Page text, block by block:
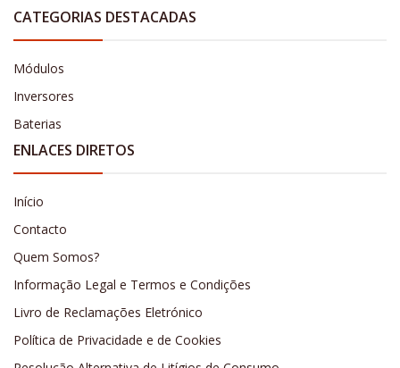
CATEGORIAS DESTACADAS
Módulos
Inversores
Baterias
ENLACES DIRETOS
Início
Contacto
Quem Somos?
Informação Legal e Termos e Condições
Livro de Reclamações Eletrónico
Política de Privacidade e de Cookies